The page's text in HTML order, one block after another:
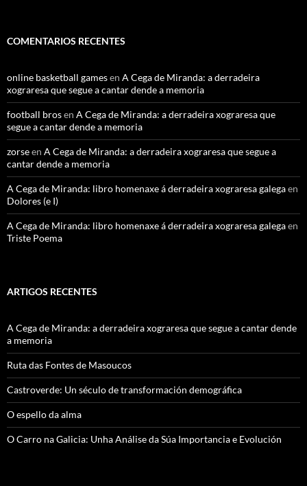
COMENTARIOS RECENTES
online basketball gamesen A Cega de Miranda: a derradeira
xograresa que segue a cantar dende a memoria
football brosen A Cega de Miranda: a derradeira xograresa que
segue a cantar dende a memoria
zorseen A Cega de Miranda: a derradeira xograresa que segue a
cantar dende a memoria
A Cega de Miranda: libro homenaxe á derradeira xograresa galegaen
Dolores (e I)
A Cega de Miranda: libro homenaxe á derradeira xograresa galegaen
Triste Poema
ARTIGOS RECENTES
A Cega de Miranda: a derradeira xograresa que segue a cantar dende
a memoria
Ruta das Fontes de Masoucos
Castroverde: Un século de transformación demográfica
O espello da alma
O Carro na Galicia: Unha Análise da Súa Importancia e Evolución